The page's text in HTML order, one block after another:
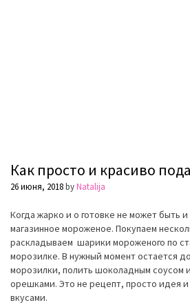
Как просто и красиво
26 июня, 2018byNatalija
Когда жарко и о готовке не может быть
магазинное мороженое. Покупаем
раскладываем шарики мороженого по
морозилке. В нужный момент остается
морозилки, полить шоколадным соусом
орешками. Это не рецепт, просто идея и
вкусами.